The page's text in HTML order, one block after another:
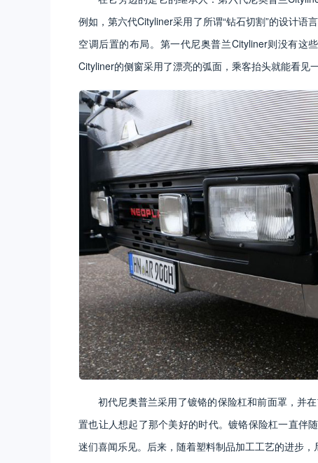
例如，第六代Cityliner采用了所谓“钻石切割”的设计语
空调后置的布局。第一代尼奥普兰Cityliner则没有这
Cityliner的侧窗采用了漂亮的弧面，乘客抬头就能看见
初代尼奥普兰采用了镀铬的保险杠和前面罩，并
置也让人想起了那个美好的时代。镀铬保险杠一直伴
迷们喜闻乐见。后来，随着塑料制品加工工艺的进步